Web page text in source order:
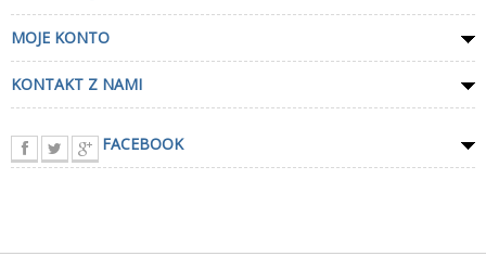
MOJE KONTO
KONTAKT Z NAMI
FACEBOOK